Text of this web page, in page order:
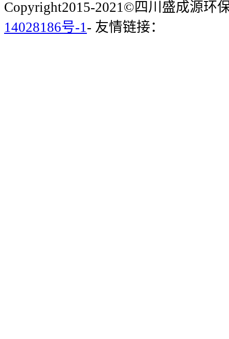
Copyright2015-2021©四川盛成源环
14028186号-1 - 友情链接：